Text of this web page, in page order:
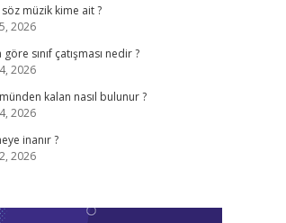
söz müzik kime ait ?
2026
göre sınıf çatışması nedir ?
2026
kalan nasıl bulunur ?
2026
inanır ?
2026